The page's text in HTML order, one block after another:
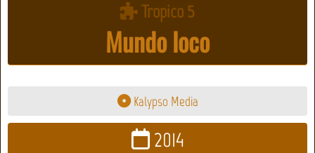
Tropico 5
Mundo loco
Kalypso Media
2014